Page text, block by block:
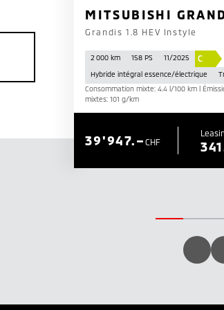
MITSUBISHI
Grandis 1.8 HEV Instyle
2 000 km 158 PS 11/2025 C
Hybride intégral essence/électrique
Consommation mixte: 4.4 l/100 km |
mixtes: 101 g/km
CHF
39'947.–